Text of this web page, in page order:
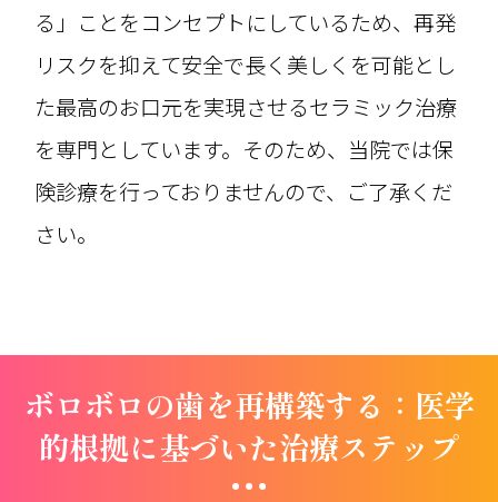
る」ことをコンセプトにしているため、再発
リスクを抑えて安全で長く美しくを可能とし
た最高のお口元を実現させるセラミック治療
を専門としています。そのため、当院では保
険診療を行っておりませんので、ご了承くだ
さい。
ボロボロの歯を再構築する：医学
的根拠に基づいた治療ステップ